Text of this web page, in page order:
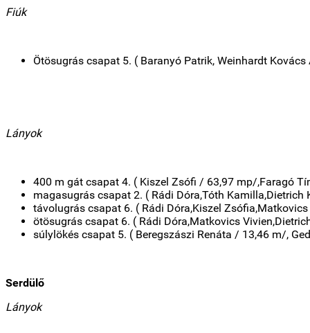
Fiúk
Ötösugrás csapat 5. ( Baranyó Patrik, Weinhardt Kovács
Lányok
400 m gát csapat 4. ( Kiszel Zsófi / 63,97 mp/,Faragó
magasugrás csapat 2. ( Rádi Dóra,Tóth Kamilla,Dietrich
távolugrás csapat 6. ( Rádi Dóra,Kiszel
ötösugrás csapat 6. ( Rádi Dóra,Matkovics
súlylökés csapat 5. ( Beregszászi Renáta / 13,46 m/,
Serdülő
Lányok